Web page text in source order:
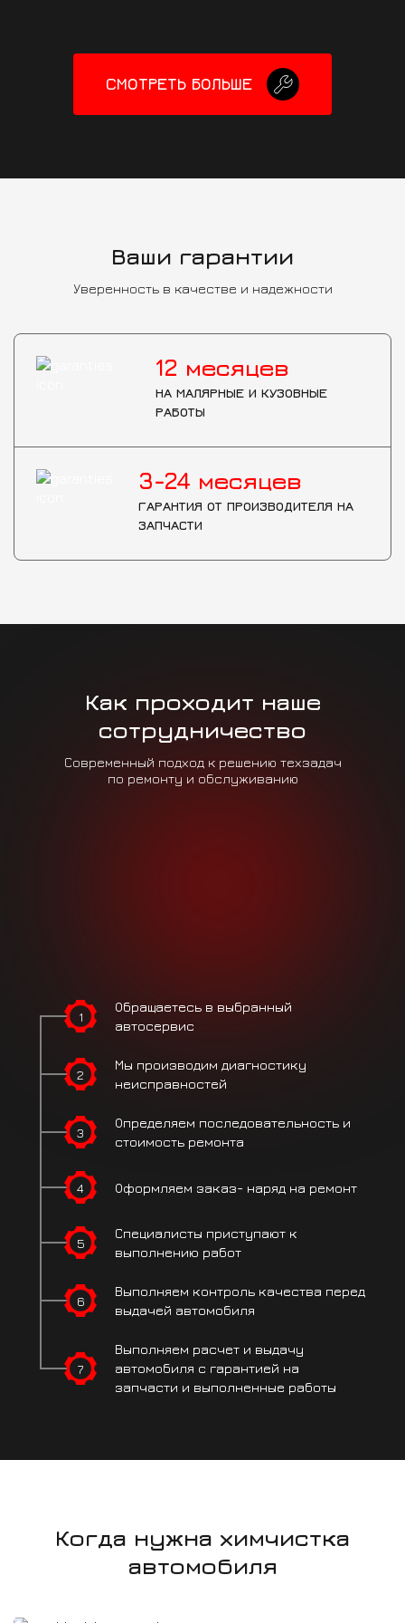
CМОТРЕТЬ БОЛЬШЕ
Ваши гарантии
Уверенность в качестве и надежности
12 месяцев
НА МАЛЯРНЫЕ И КУЗОВНЫЕ
РАБОТЫ
3-24 месяцев
ГАРАНТИЯ ОТ ПРОИЗВОДИТЕЛЯ НА
ЗАПЧАСТИ
Как проходит наше
сотрудничество
Современный подход к решению техзадач
по ремонту и обслуживанию
1
Обращаетесь в выбранный
автосервис
2
Мы производим диагностику
неисправностей
3
Определяем последовательность и
стоимость ремонта
4 Оформляем заказ- наряд на ремонт
5
Специалисты приступают к
выполнению работ
6
Выполняем контроль качества перед
выдачей автомобиля
7
Выполняем расчет и выдачу
автомобиля с гарантией на
запчасти и выполненные работы
Когда нужна химчистка
автомобиля